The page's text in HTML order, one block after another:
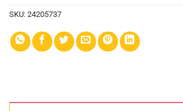
SKU: 24205737